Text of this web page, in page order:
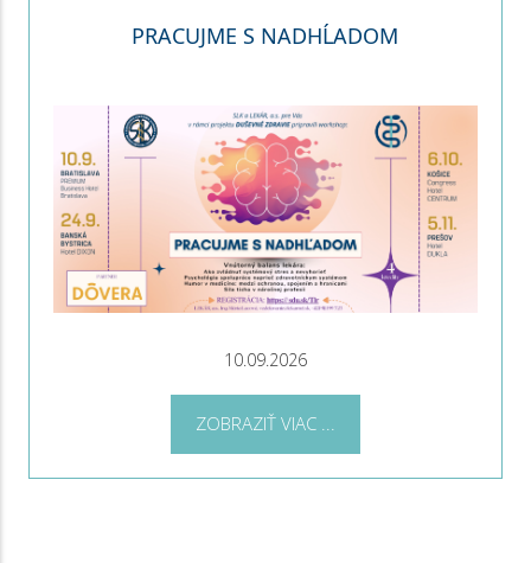
PRACUJME S NADHĹADOM
10.09.2026
ZOBRAZIŤ VIAC ...